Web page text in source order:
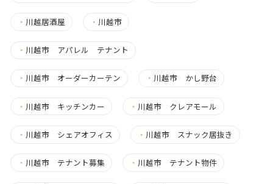
・ 川越居酒屋 ・ 川越市
・ 川越市 アパレル テナント
・ 川越市 オーダーカーテン ・ 川越市 かし野台
・ 川越市 キッチンカー ・ 川越市 クレアモール
・ 川越市 シェアオフィス ・ 川越市 スナック居抜き
・ 川越市 テナント募集 ・ 川越市 テナント物件